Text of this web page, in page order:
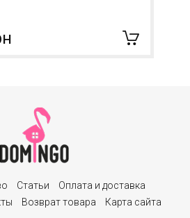
Статьи
Оплата и доставка
Возврат товара Карта сайта